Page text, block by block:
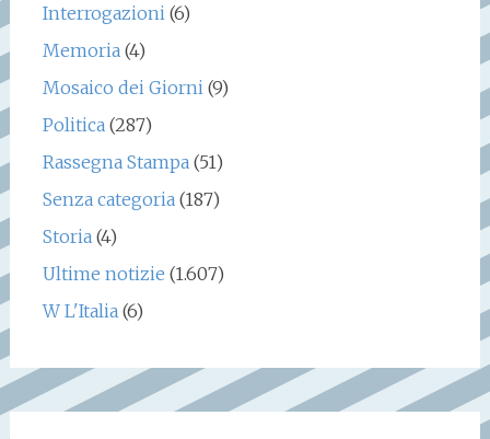
Interrogazioni (6)
Memoria (4)
Mosaico dei Giorni (9)
Politica (287)
Rassegna Stampa (51)
Senza categoria (187)
Storia (4)
Ultime notizie (1.607)
W L'Italia (6)